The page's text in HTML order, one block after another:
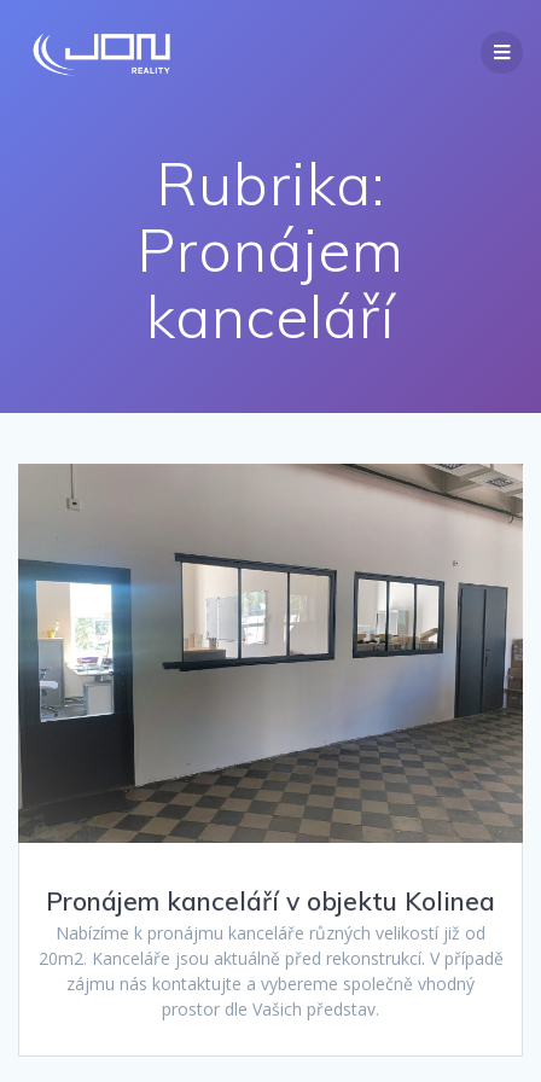
Rubrika:
Pronájem
kanceláří
Pronájem kanceláří v objektu Kolinea
Nabízíme k pronájmu kanceláře různých velikostí již od
20m2. Kanceláře jsou aktuálně před rekonstrukcí. V případě
zájmu nás kontaktujte a vybereme společně vhodný
prostor dle Vašich představ.